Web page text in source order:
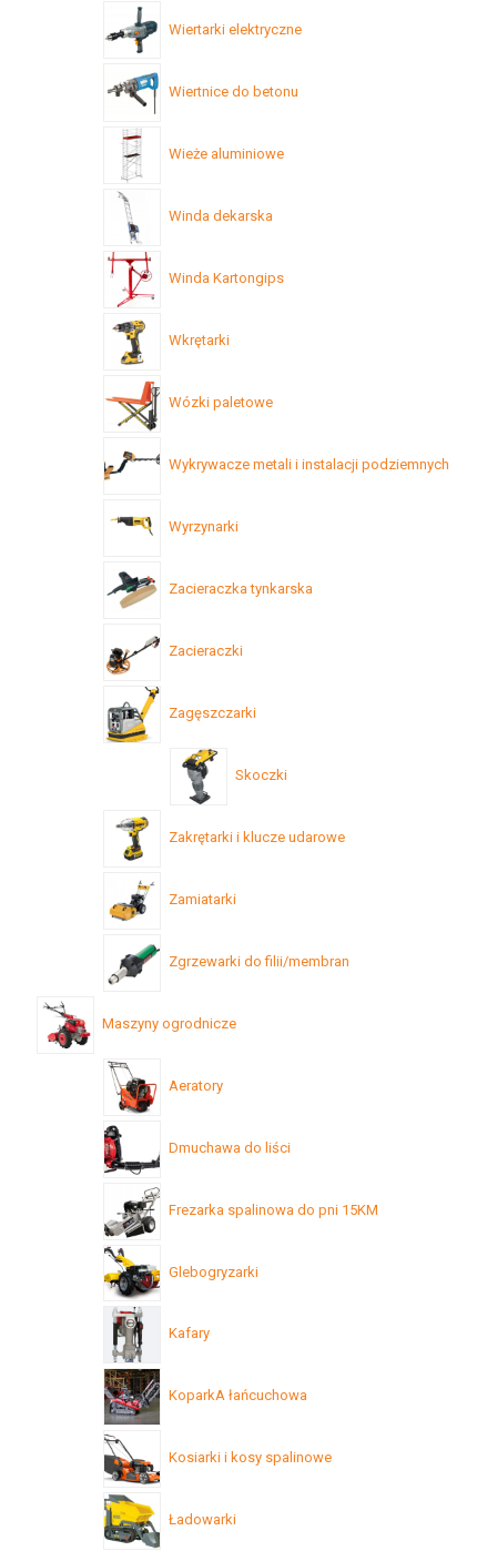
Wiertarki elektryczne
Wiertnice do betonu
Wieże aluminiowe
Winda dekarska
Winda Kartongips
Wkrętarki
Wózki paletowe
Wykrywacze metali i instalacji podziemnych
Wyrzynarki
Zacieraczka tynkarska
Zacieraczki
Zagęszczarki
Skoczki
Zakrętarki i klucze udarowe
Zamiatarki
Zgrzewarki do filii/membran
Maszyny ogrodnicze
Aeratory
Dmuchawa do liści
Frezarka spalinowa do pni 15KM
Glebogryzarki
Kafary
KoparkA łańcuchowa
Kosiarki i kosy spalinowe
Ładowarki